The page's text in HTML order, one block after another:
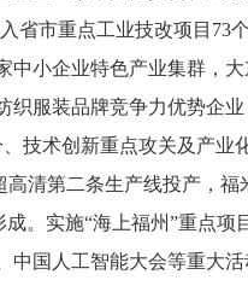
省市重点工业技改项目 73
中小企业特色产业集群，
织服装品牌竞争力优势企业
、技术创新重点攻关及产业
清第二条生产线投产，
成。实施“海上福州”重点项
中国人工智能大会等重大